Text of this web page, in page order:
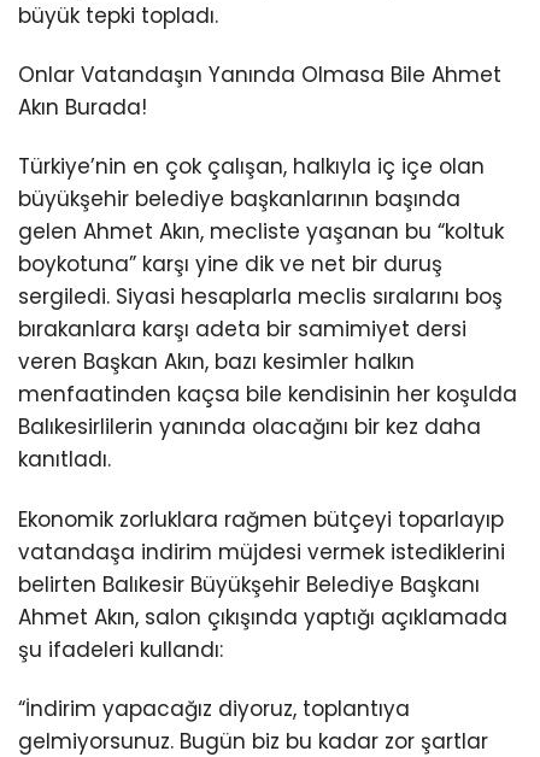
büyük tepki topladı.
Onlar Vatandaşın Yanında Olmasa Bile Ahmet
Akın Burada!
Türkiye’nin en çok çalışan, halkıyla iç içe olan
büyükşehir belediye başkanlarının başında
gelen Ahmet Akın, mecliste yaşanan bu “koltuk
boykotuna” karşı yine dik ve net bir duruş
sergiledi. Siyasi hesaplarla meclis sıralarını boş
bırakanlara karşı adeta bir samimiyet dersi
veren Başkan Akın, bazı kesimler halkın
menfaatinden kaçsa bile kendisinin her koşulda
Balıkesirlilerin yanında olacağını bir kez daha
kanıtladı.
Ekonomik zorluklara rağmen bütçeyi toparlayıp
vatandaşa indirim müjdesi vermek istediklerini
belirten Balıkesir Büyükşehir Belediye Başkanı
Ahmet Akın, salon çıkışında yaptığı açıklamada
şu ifadeleri kullandı:
“İndirim yapacağız diyoruz, toplantıya
gelmiyorsunuz. Bugün biz bu kadar zor şartlar